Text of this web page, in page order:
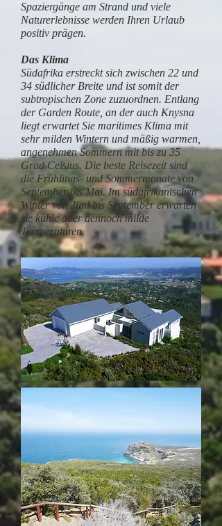
Spaziergänge am Strand und viele
Naturerlebnisse werden Ihren Urlaub
positiv prägen.
Das Klima
Südafrika erstreckt sich zwischen 22 und
34 südlicher Breite und ist somit der
subtropischen Zone zuzuordnen. Entlang
der Garden Route, an der auch Knysna
liegt erwartet Sie maritimes Klima mit
sehr milden Wintern und mäßig warmen,
angenehmen Sommern mit bis zu 35
Grad Celsius. Die beste Reisezeit sind
die Frühlings- und Sommermonate von
September bis Mai. Im südafrikanischen
Winter von Juni bis September erwarten
sie kühle aber dennoch milde
Temperaturen.